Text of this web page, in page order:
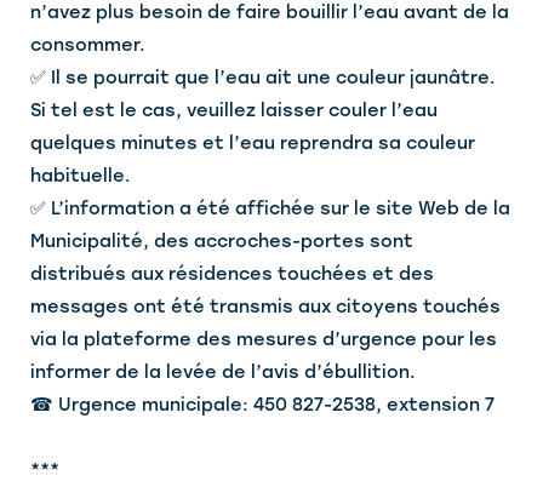
n’avez plus besoin de faire bouillir l’eau avant de la
consommer.
✅ Il se pourrait que l’eau ait une couleur jaunâtre.
Si tel est le cas, veuillez laisser couler l’eau
quelques minutes et l’eau reprendra sa couleur
habituelle.
✅ L’information a été affichée sur le site Web de la
Municipalité, des accroches-portes sont
distribués aux résidences touchées et des
messages ont été transmis aux citoyens touchés
via la plateforme des mesures d’urgence pour les
informer de la levée de l’avis d’ébullition.
☎ Urgence municipale: 450 827-2538, extension 7
***